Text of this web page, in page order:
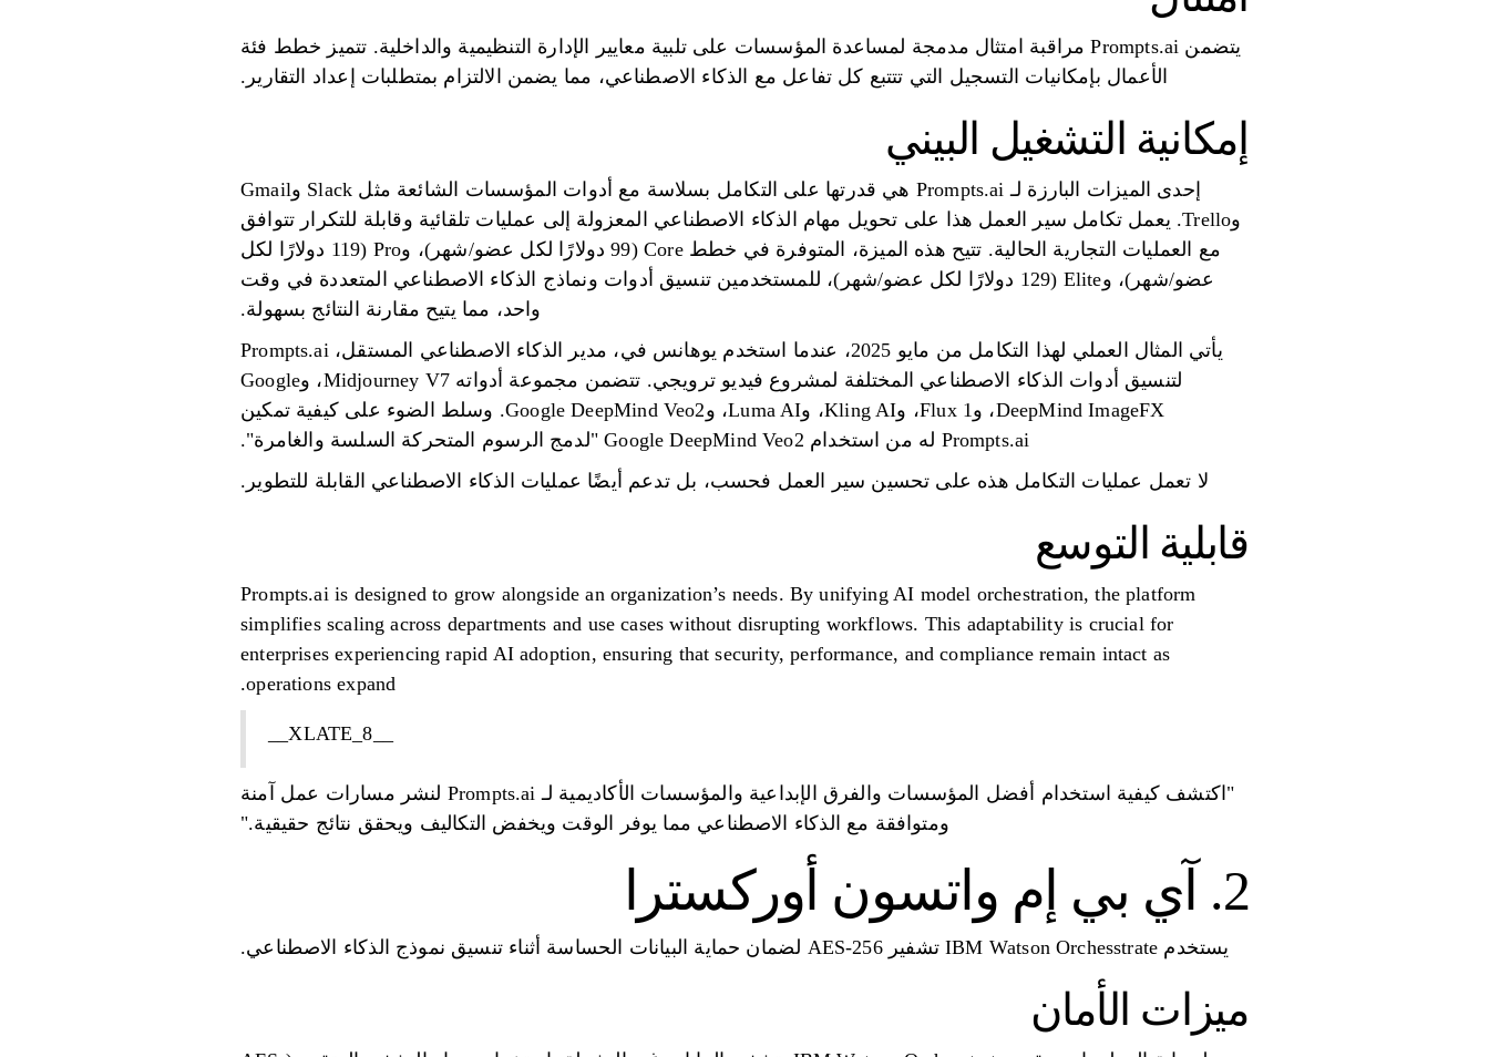
يتضمن Prompts.ai مراقبة امتثال مدمجة لمساعدة المؤسسات على تلبية معايير الإدارة التنظيمية والداخلية. تتميز خطط فئة
الأعمال بإمكانيات التسجيل التي تتتبع كل تفاعل مع الذكاء الاصطناعي، مما يضمن الالتزام بمتطلبات إعداد التقارير.
إمكانية التشغيل البيني
إحدى الميزات البارزة لـ Prompts.ai هي قدرتها على التكامل بسلاسة مع أدوات المؤسسات الشائعة مثل Slack وGmail
وTrello. يعمل تكامل سير العمل هذا على تحويل مهام الذكاء الاصطناعي المعزولة إلى عمليات تلقائية وقابلة للتكرار تتوافق
مع العمليات التجارية الحالية. تتيح هذه الميزة، المتوفرة في خطط Core (99 دولارًا لكل عضو/شهر)، وPro (119 دولارًا لكل
عضو/شهر)، وElite (129 دولارًا لكل عضو/شهر)، للمستخدمين تنسيق أدوات ونماذج الذكاء الاصطناعي المتعددة في وقت
واحد، مما يتيح مقارنة النتائج بسهولة.
يأتي المثال العملي لهذا التكامل من مايو 2025، عندما استخدم يوهانس في، مدير الذكاء الاصطناعي المستقل، Prompts.ai
لتنسيق أدوات الذكاء الاصطناعي المختلفة لمشروع فيديو ترويجي. تتضمن مجموعة أدواته Midjourney V7، وGoogle
DeepMind ImageFX، وFlux 1، وKling AI، وLuma AI، وGoogle DeepMind Veo2. وسلط الضوء على كيفية تمكين
Prompts.ai له من استخدام Google DeepMind Veo2 "لدمج الرسوم المتحركة السلسة والغامرة".
لا تعمل عمليات التكامل هذه على تحسين سير العمل فحسب، بل تدعم أيضًا عمليات الذكاء الاصطناعي القابلة للتطوير.
قابلية التوسع
Prompts.ai is designed to grow alongside an organization’s needs. By unifying AI model orchestration, the platform
simplifies scaling across departments and use cases without disrupting workflows. This adaptability is crucial for
enterprises experiencing rapid AI adoption, ensuring that security, performance, and compliance remain intact as
operations expand.
"اكتشف كيفية استخدام أفضل المؤسسات والفرق الإبداعية والمؤسسات الأكاديمية لـ Prompts.ai لنشر مسارات عمل آمنة
ومتوافقة مع الذكاء الاصطناعي مما يوفر الوقت ويخفض التكاليف ويحقق نتائج حقيقية."
2. آي بي إم واتسون أوركسترا
يستخدم IBM Watson Orchesstrate تشفير AES-256 لضمان حماية البيانات الحساسة أثناء تنسيق نموذج الذكاء الاصطناعي.
ميزات الأمان